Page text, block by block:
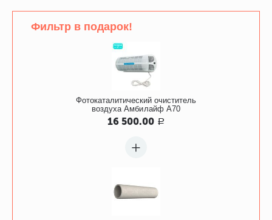
Фильтр в подарок!
Фотокаталитический очиститель
воздуха Амбилайф А70
16 500.00 Р
+